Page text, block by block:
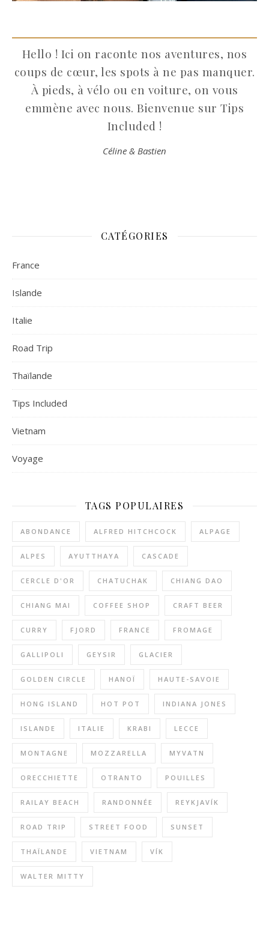
Hello ! Ici on raconte nos aventures, nos
coups de cœur, les spots à ne pas manquer.
À pieds, à vélo ou en voiture, on vous
emmène avec nous. Bienvenue sur Tips
Included !
Céline & Bastien
CATÉGORIES
France
Islande
Italie
Road Trip
Thaïlande
Tips Included
Vietnam
Voyage
TAGS POPULAIRES
ABONDANCE ALFRED HITCHCOCK ALPAGE
ALPES AYUTTHAYA CASCADE
CERCLE D'OR CHATUCHAK CHIANG DAO
CHIANG MAI COFFEE SHOP CRAFT BEER
CURRY FJORD FRANCE FROMAGE
GALLIPOLI GEYSIR GLACIER
GOLDEN CIRCLE HANOÏ HAUTE-SAVOIE
HONG ISLAND HOT POT INDIANA JONES
ISLANDE ITALIE KRABI LECCE
MONTAGNE MOZZARELLA MYVATN
ORECCHIETTE OTRANTO POUILLES
RAILAY BEACH RANDONNÉE REYKJAVÍK
ROAD TRIP STREET FOOD SUNSET
THAÏLANDE VIETNAM VÍK
WALTER MITTY